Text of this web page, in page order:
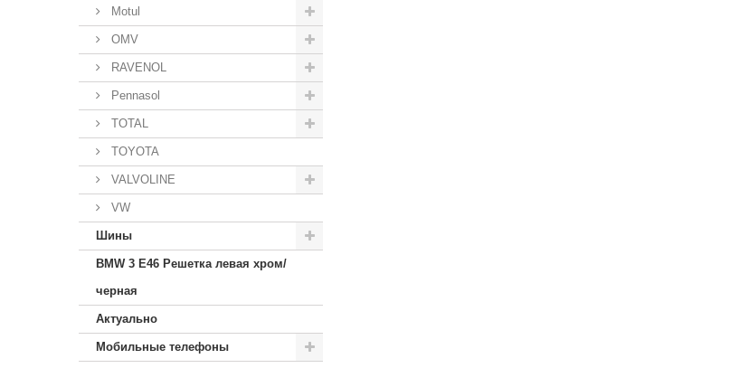
Motul
OMV
RAVENOL
Pennasol
TOTAL
TOYOTA
VALVOLINE
VW
Шины
BMW 3 E46 Решетка левая хром/
черная
Актуально
Мобильные телефоны